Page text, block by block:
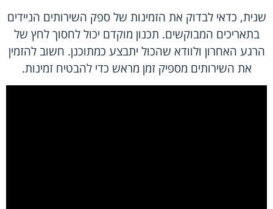
שנית, כדאי לבדוק את הזמינות של ספק השירותים הניידים
בתאריכים המבוקשים. תכנון מוקדם יכול לחסוך לחץ של
הרגע האחרון ולוודא שהכול יתבצע כמתוכנן. חשוב להזמין
את השירותים מספיק זמן מראש כדי להבטיח זמינות.